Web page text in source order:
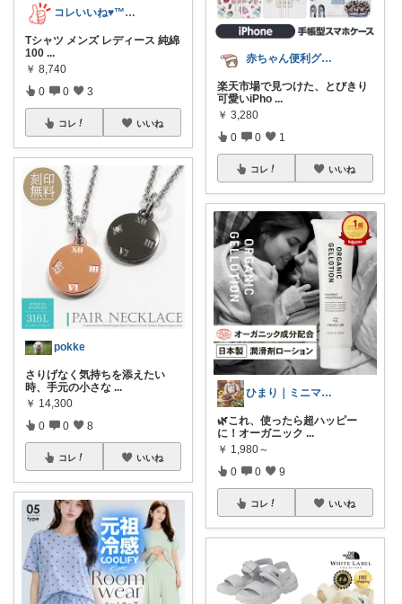
コレいいね♥️™▶コレクションも見てね！
Tシャツ メンズ レディース 純綿
100 ...
￥ 8,740
0 0 3
コレ いいね
pokke
さりげなく気持ちを添えたい
時、手元の小さな ...
￥ 14,300
0 0 8
コレ いいね
赤ちゃん便利グッズ♡
楽天市場で見つけた、とびきり
可愛いiPho ...
￥ 3,280
0 0 1
コレ いいね
ひまり｜ミニマルな育児と時短グッズ
🌿これ、使ったら超ハッピー
に！オーガニック ...
￥ 1,980～
0 0 9
コレ いいね